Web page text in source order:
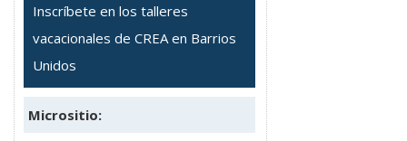
Inscríbete en los talleres
vacacionales de CREA en Barrios
Unidos
Micrositio: